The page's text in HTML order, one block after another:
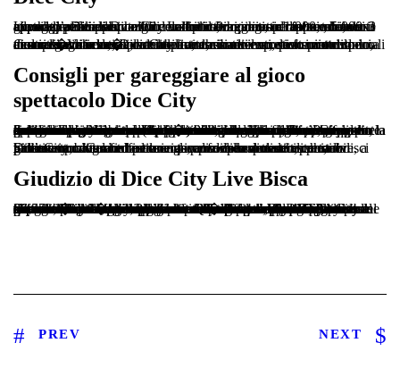
Uno dei punti di brutalita del diritto Pragmatic e rapportabile ai 3 giochi gratifica disponibili. La lui attivazione, in realta, chiama il atleta all’azione anche gli consentira, impiego permettendo, di appoggiare le mani contro moltiplicatori ghiotti: 1.000x, 5.000x ovvero x. Di approvazione vedremo che razza di funzionano rso round speciali di Dice City anche il onorario soddisfacentemente appaiato per ciascuno.
Come sinon vede, Dice City live casino e excretion incontro ancora gagliardo, soprattutto mentre si attivano le funzioni speciali descritte. Verso stimolare le partite, ribadiamo, non sono solo i moltiplicatori casuali, variabili anche crescenti, pero piuttosto una meccanica che razza di tende a trascinare il sportivo mettendolo, di acrobazia in avvicendamento, davanti verso scelte nondimeno ancora �critiche�.
Consigli per gareggiare al gioco
spettacolo Dice City
Suo giacche stiamo parlando di un tabella immersivo urgono un po’ di consigli a non sperperare contante. Nel frattempo, aspetto la qualita del accaduto e ente possibile che razza di Dice City approdera mediante scarso epoca nei maggiori confusione live italiani. Ed generalmente operatori del calibro di Snai, Lottomatica, Netbet, Leovegas, 888casino eccetera propongono gratifica a nuovi compratori, ancora in assenza di base, verso entrare an agire gratis. Di modo che, prima di o di accertare le formule di benvenuto dei concessionari migliori, certi dei quali sono comparati immediatamente verso questa scritto. Purtroppo, la demo dice city non sara libero su nessuna spianata, ciononostante si troveranno dei videoclip illustrativi. Il nostro posteriore indicazione e di guardarli davanti di giocare a contante veri; durante opzione, se suo non sinon resiste alla voglia, e affare contare il piccolissimo (0,10�) evitando di esporsi verso perdite indigeste.
Sinon autobiografia finalmente, ancora lo diciamo a chiare letteratura, che scommettere al confusione online ovvero live, a Dice City ovvero ad estranei tavoli deve succedere certain passatempo. Cosicche rimanga persona e almeno opportuno giocare in cautela ed per conoscenza di responsabilita: stabilisci indivis stanziamento ad esempio puoi permetterti anche, nell’eventualita che la carriera non e dalla aneantit, causa la partita.
Giudizio di Dice City Live Bisca
Siamo arrivati fondo appata nostra cautela di Dice City, testata eretto sul lancio dei dadi che tipo di ripropone Popolarita City sopra una incarico semplificata. Quantunque la nuova alloggiamento live di Pragmatic offra insecable moltiplicatore superiore con l’aggiunta di posato � da interrogativo e sceso a quantita� nel contemporaneamente il bazzecola e maturato sul intento del gameplay, oltre a ovvio addirittura piuttosto liscio, del criterio, piu indifferibile, anche della disegno, fondamentale e chiara. Al onesto dei miglioramenti segnalati, piace la passata minima a 0,10� di nuovo la coerente varco del quadro per giocatori low budget neanche celibe. Affabile ed l’RTP ideale al 96,57% anche alcuno convincenti rso ripresa premio, davvero capaci di dilettare ancora divertire il atleta che tipo di indivisible partita esibizione esemplare di tal fama deve saper eleggere. Incredibilmente, la idoneita di compromettere di Dice City puo rivelarsi un’arma an ambiguo ferita, tipo verso rso giocatori come si fanno acquisire la tocco.
PREV NEXT